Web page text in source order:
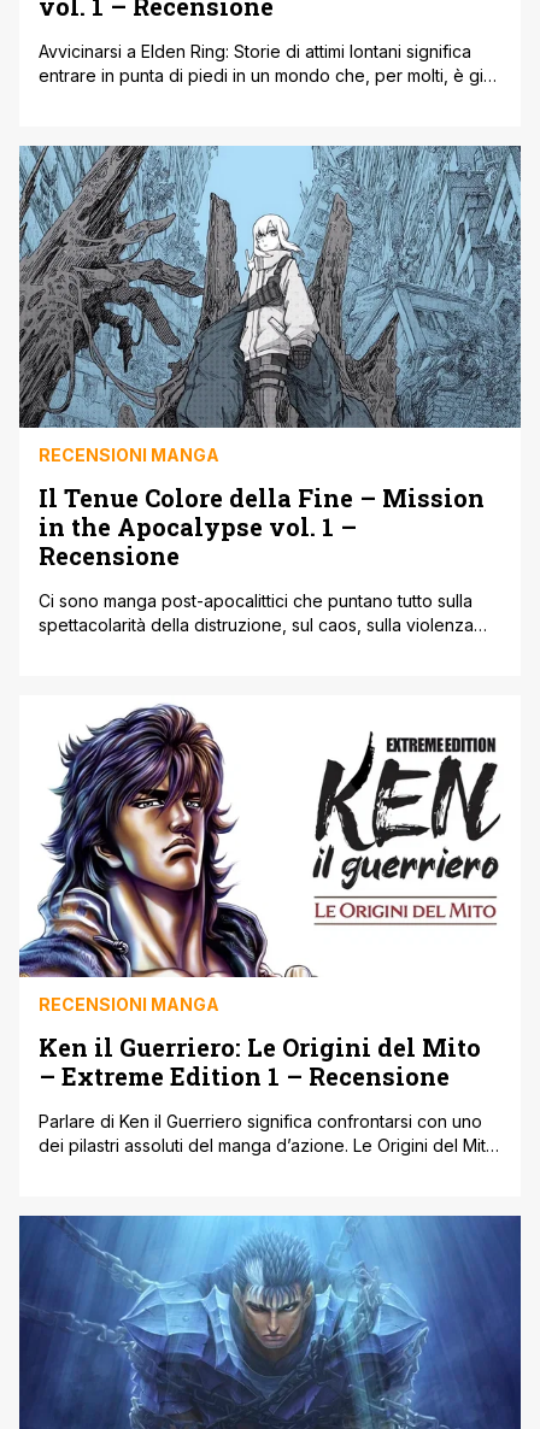
vol. 1 – Recensione
Avvicinarsi a Elden Ring: Storie di attimi lontani significa
entrare in punta di piedi in un mondo che, per molti, è già
luogo ostile, frammentato, raccontato più per assenze
che per certezze. Questo manga non prova a “spiegare”
[']
RECENSIONI MANGA
Il Tenue Colore della Fine – Mission
in the Apocalypse vol. 1 –
Recensione
Ci sono manga post-apocalittici che puntano tutto sulla
spettacolarità della distruzione, sul caos, sulla violenza
incisiva. Fin dalle prime pagine è chiaro che Haruo
Iwamune non è interessato a [']
RECENSIONI MANGA
Ken il Guerriero: Le Origini del Mito
– Extreme Edition 1 – Recensione
Parlare di Ken il Guerriero significa confrontarsi con uno
dei pilastri assoluti del manga d’azione. Le Origini del Mito
un’icona, riproposta in una veste editoriale pensata per
valorizzarne la potenza narrativa e visiva. Questo primo
volume si [']